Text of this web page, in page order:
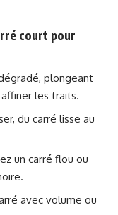
court pour
plongeant
les traits.
du carré lisse au
un carré flou ou
avec volume ou